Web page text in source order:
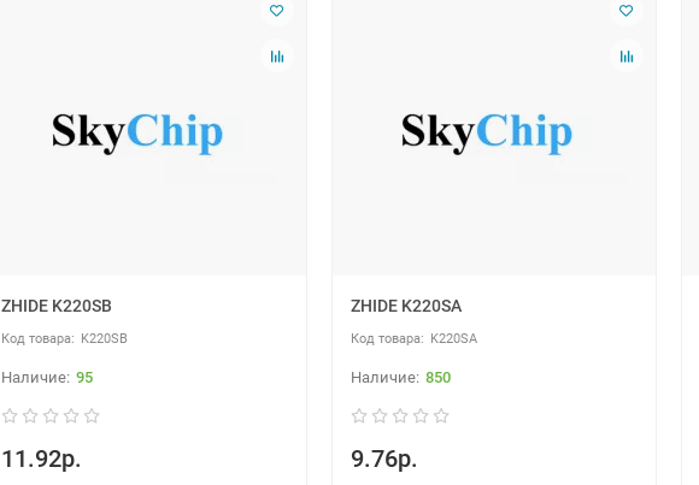
ZHIDE K220SB
K220SB
95
11.92р.
ZHIDE K220SA
K220SA
850
9.76р.